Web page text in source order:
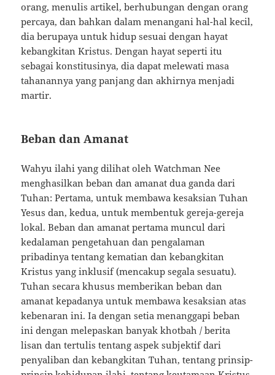
orang, menulis artikel, berhubungan dengan orang
percaya, dan bahkan dalam menangani hal-hal kecil,
dia berupaya untuk hidup sesuai dengan hayat
kebangkitan Kristus. Dengan hayat seperti itu
sebagai konstitusinya, dia dapat melewati masa
tahanannya yang panjang dan akhirnya menjadi
martir.
Beban dan Amanat
Wahyu ilahi yang dilihat oleh Watchman Nee
menghasilkan beban dan amanat dua ganda dari
Tuhan: Pertama, untuk membawa kesaksian Tuhan
Yesus dan, kedua, untuk membentuk gereja-gereja
lokal. Beban dan amanat pertama muncul dari
kedalaman pengetahuan dan pengalaman
pribadinya tentang kematian dan kebangkitan
Kristus yang inklusif (mencakup segala sesuatu).
Tuhan secara khusus memberikan beban dan
amanat kepadanya untuk membawa kesaksian atas
kebenaran ini. Ia dengan setia menanggapi beban
ini dengan melepaskan banyak khotbah / berita
lisan dan tertulis tentang aspek subjektif dari
penyaliban dan kebangkitan Tuhan, tentang prinsip-